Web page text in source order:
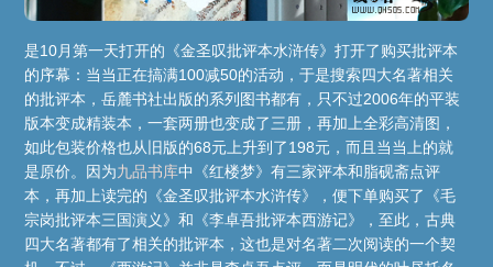
是10月第一天打开的《金圣叹批评本水浒传》打开了购买批评本
的序幕：当当正在搞满100减50的活动，于是搜索四大名著相关
的批评本，岳麓书社出版的系列图书都有，只不过2006年的平装
版本变成精装本，一套两册也变成了三册，再加上全彩高清图，
如此包装价格也从旧版的68元上升到了198元，而且当当上的就
是原价。因为九品书库中《红楼梦》有三家评本和脂砚斋点评
本，再加上读完的《金圣叹批评本水浒传》，便下单购买了《毛
宗岗批评本三国演义》和《李卓吾批评本西游记》，至此，古典
四大名著都有了相关的批评本，这也是对名著二次阅读的一个契